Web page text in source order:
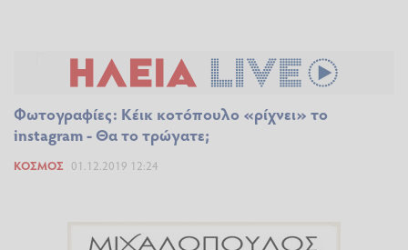
Φωτογραφίες: Κέικ κοτόπουλο «ρίχνει» το
instagram - Θα το τρώγατε;
ΚΌΣΜΟΣ 01.12.2019 12:24